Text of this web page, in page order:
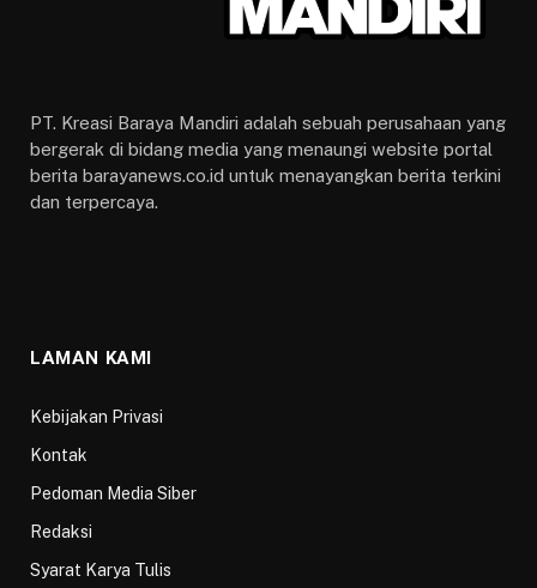
PT. Kreasi Baraya Mandiri adalah sebuah perusahaan yang
bergerak di bidang media yang menaungi website portal
berita barayanews.co.id untuk menayangkan berita terkini
dan terpercaya.
LAMAN KAMI
Kebijakan Privasi
Kontak
Pedoman Media Siber
Redaksi
Syarat Karya Tulis